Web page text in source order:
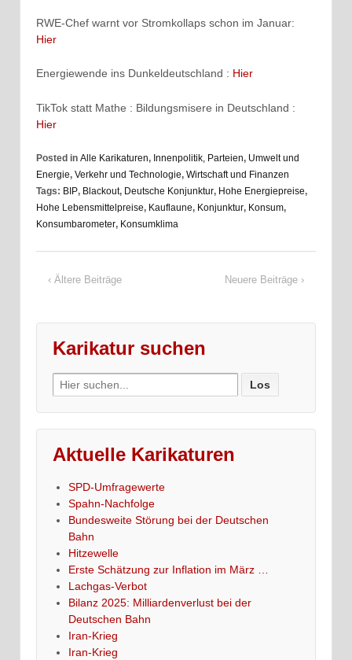
RWE-Chef warnt vor Stromkollaps schon im Januar:
Hier
Energiewende ins Dunkeldeutschland : Hier
TikTok statt Mathe : Bildungsmisere in Deutschland :
Hier
Posted in Alle Karikaturen, Innenpolitik, Parteien, Umwelt und
Energie, Verkehr und Technologie, Wirtschaft und Finanzen
Tags: BIP, Blackout, Deutsche Konjunktur, Hohe Energiepreise,
Hohe Lebensmittelpreise, Kauflaune, Konjunktur, Konsum,
Konsumbarometer, Konsumklima
‹ Ältere Beiträge Neuere Beiträge ›
Karikatur suchen
Search
for:
Aktuelle Karikaturen
SPD-Umfragewerte
Spahn-Nachfolge
Bundesweite Störung bei der Deutschen
Bahn
Hitzewelle
Erste Schätzung zur Inflation im März …
Lachgas-Verbot
Bilanz 2025: Milliardenverlust bei der
Deutschen Bahn
Iran-Krieg
Iran-Krieg